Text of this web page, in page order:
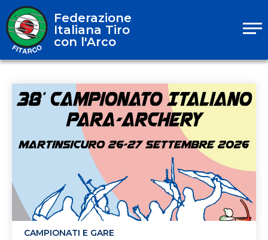
Federazione
Italiana Tiro
con l'Arco
CAMPIONATI E GARE